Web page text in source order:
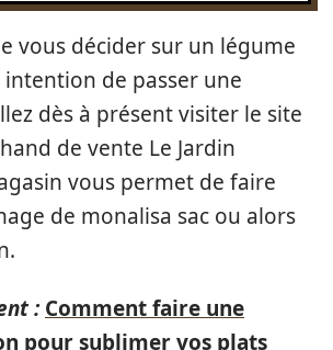
vous décider sur un légume
de passer une
dès à présent visiter le site
de vente Le Jardin
vous permet de faire
de monalisa sac ou alors
: Comment faire une
pour sublimer vos plats